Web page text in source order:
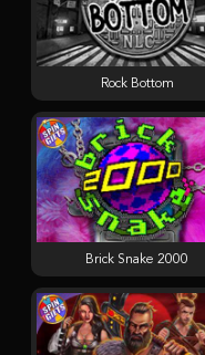
Rock Bottom
Brick Snake 2000